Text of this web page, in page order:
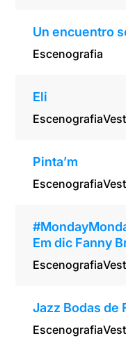
Un encuentro
Escenografia
Eli
Escenografia
Pinta’m
Escenografia
Em dic Fanny
Escenografia
Jazz Bodas de
Escenografia